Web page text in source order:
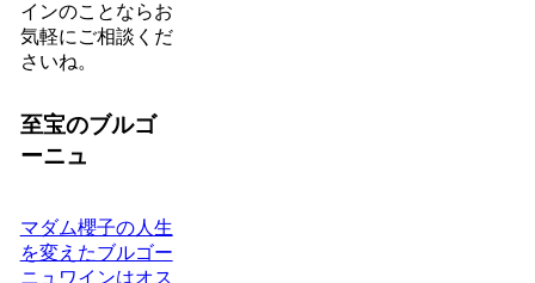
インのことならお
気軽にご相談くだ
さいね。
至宝のブルゴ
ーニュ
マダム櫻子の人生
を変えたブルゴー
ニュワインはオス